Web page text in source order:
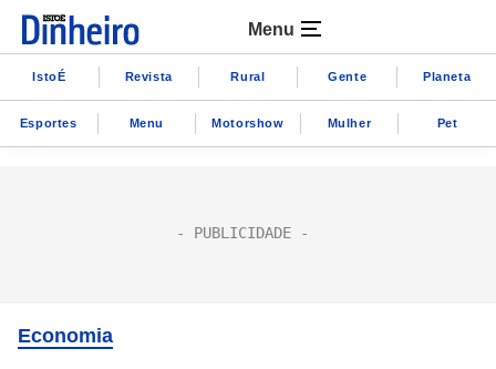
Menu
IstoÉ Revista Rural Gente Planeta
Esportes Menu Motorshow Mulher Pet
Economia